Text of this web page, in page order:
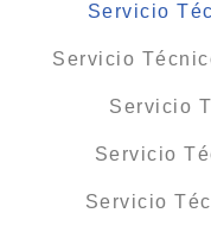
Servicio
Servicio
Servicio
Servicio
Servicio